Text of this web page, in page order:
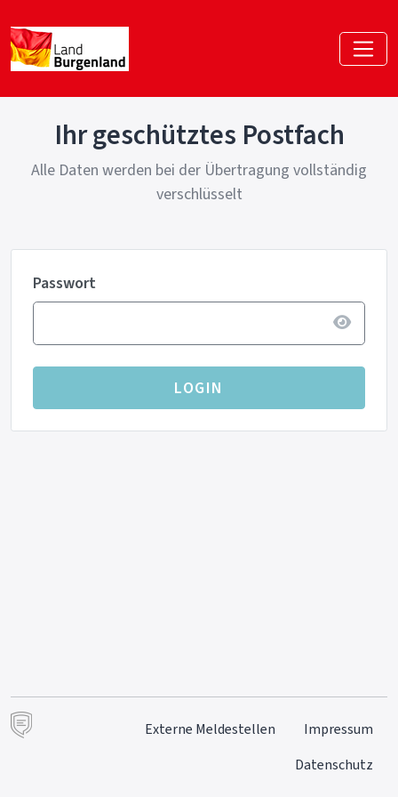
Ihr geschütztes Postfach
Alle Daten werden bei der Übertragung vollständig
verschlüsselt
Passwort
LOGIN
Externe Meldestellen
Impressum
Datenschutz